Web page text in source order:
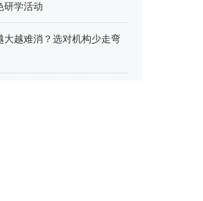
研学活动
大越难消？选对机构少走弯